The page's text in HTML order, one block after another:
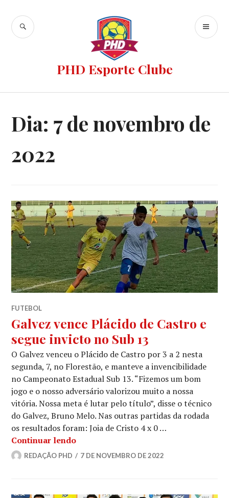
PHD Esporte Clube
Dia: 7 de novembro de
2022
FUTEBOL
Galvez vence Plácido de Castro e
segue invicto no Sub 13
O Galvez venceu o Plácido de Castro por 3 a 2 nesta
segunda, 7, no Florestão, e manteve a invencibilidade
no Campeonato Estadual Sub 13. “Fizemos um bom
jogo e o nosso adversário valorizou muito a nossa
vitória. Nossa meta é lutar pelo título”, disse o técnico
do Galvez, Bruno Melo. Nas outras partidas da rodada
os resultados foram: Joia de Cristo 4 x 0 …
Continuar lendo
REDAÇÃO PHD 7 DE NOVEMBRO DE 2022